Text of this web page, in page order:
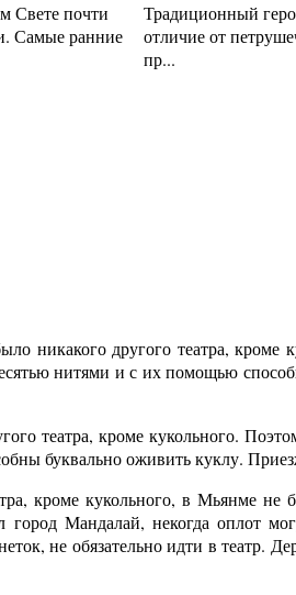
Свете почти
Самые ранние
Традиционный
отличие от
пр...
никакого другого театра, кроме
нитями и с их помощью
театра, кроме кукольного.
буквально оживить куклу.
кроме кукольного, в Мьянме
Мандалай, некогда оплот
не обязательно идти в театр.